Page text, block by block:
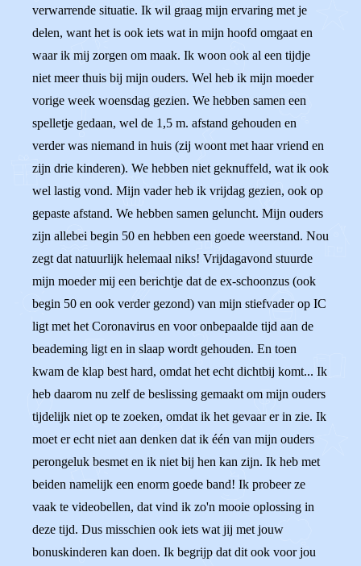
verwarrende situatie. Ik wil graag mijn ervaring met je
delen, want het is ook iets wat in mijn hoofd omgaat en
waar ik mij zorgen om maak. Ik woon ook al een tijdje
niet meer thuis bij mijn ouders. Wel heb ik mijn moeder
vorige week woensdag gezien. We hebben samen een
spelletje gedaan, wel de 1,5 m. afstand gehouden en
verder was niemand in huis (zij woont met haar vriend en
zijn drie kinderen). We hebben niet geknuffeld, wat ik ook
wel lastig vond. Mijn vader heb ik vrijdag gezien, ook op
gepaste afstand. We hebben samen geluncht. Mijn ouders
zijn allebei begin 50 en hebben een goede weerstand. Nou
zegt dat natuurlijk helemaal niks! Vrijdagavond stuurde
mijn moeder mij een berichtje dat de ex-schoonzus (ook
begin 50 en ook verder gezond) van mijn stiefvader op IC
ligt met het Coronavirus en voor onbepaalde tijd aan de
beademing ligt en in slaap wordt gehouden. En toen
kwam de klap best hard, omdat het echt dichtbij komt... Ik
heb daarom nu zelf de beslissing gemaakt om mijn ouders
tijdelijk niet op te zoeken, omdat ik het gevaar er in zie. Ik
moet er echt niet aan denken dat ik één van mijn ouders
perongeluk besmet en ik niet bij hen kan zijn. Ik heb met
beiden namelijk een enorm goede band! Ik probeer ze
vaak te videobellen, dat vind ik zo'n mooie oplossing in
deze tijd. Dus misschien ook iets wat jij met jouw
bonuskinderen kan doen. Ik begrijp dat dit ook voor jou